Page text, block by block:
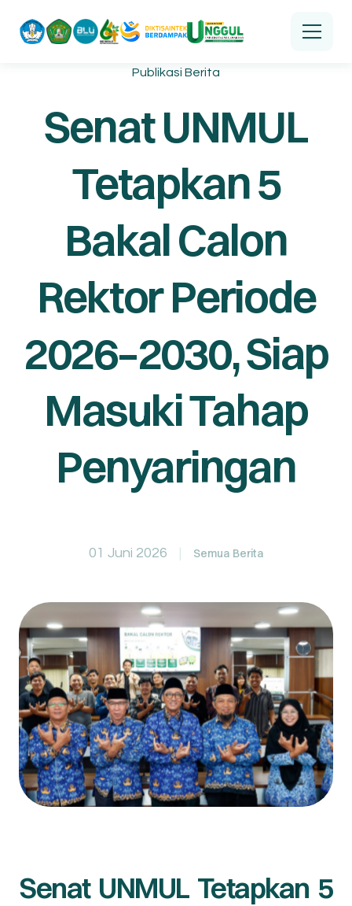
Publikasi Berita
Senat UNMUL
Tetapkan 5
Bakal Calon
Rektor Periode
2026–2030, Siap
Masuki Tahap
Penyaringan
01 Juni 2026 Semua Berita
Senat UNMUL Tetapkan 5